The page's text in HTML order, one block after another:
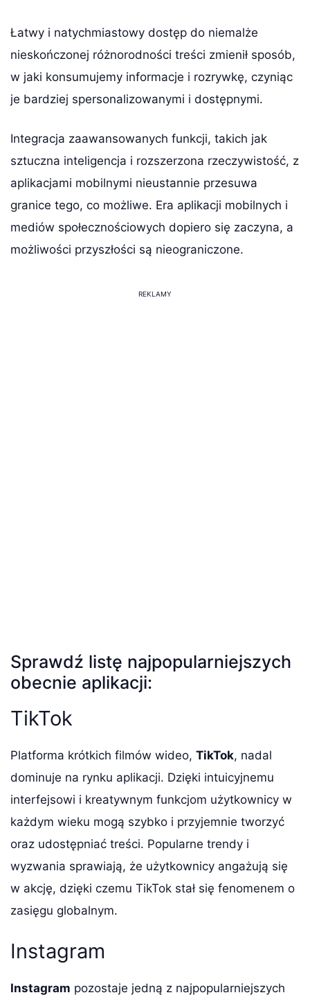
Łatwy i natychmiastowy dostęp do niemalże
nieskończonej różnorodności treści zmienił sposób,
w jaki konsumujemy informacje i rozrywkę, czyniąc
je bardziej spersonalizowanymi i dostępnymi.
Integracja zaawansowanych funkcji, takich jak
sztuczna inteligencja i rozszerzona rzeczywistość, z
aplikacjami mobilnymi nieustannie przesuwa
granice tego, co możliwe. Era aplikacji mobilnych i
mediów społecznościowych dopiero się zaczyna, a
możliwości przyszłości są nieograniczone.
REKLAMY
Sprawdź listę najpopularniejszych
obecnie aplikacji:
TikTok
Platforma krótkich filmów wideo, TikTok, nadal
dominuje na rynku aplikacji. Dzięki intuicyjnemu
interfejsowi i kreatywnym funkcjom użytkownicy w
każdym wieku mogą szybko i przyjemnie tworzyć
oraz udostępniać treści. Popularne trendy i
wyzwania sprawiają, że użytkownicy angażują się
w akcję, dzięki czemu TikTok stał się fenomenem o
zasięgu globalnym.
Instagram
Instagram pozostaje jedną z najpopularniejszych